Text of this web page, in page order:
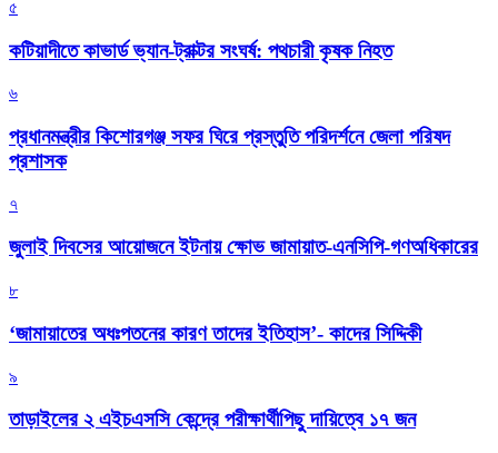
৫
কটিয়াদীতে কাভার্ড ভ্যান-ট্রাক্টর সংঘর্ষ: পথচারী কৃষক নিহত
৬
প্রধানমন্ত্রীর কিশোরগঞ্জ সফর ঘিরে প্রস্তুতি পরিদর্শনে জেলা পরিষদ
প্রশাসক
৭
জুলাই দিবসের আয়োজনে ইটনায় ক্ষোভ জামায়াত-এনসিপি-গণঅধিকারের
৮
‘জামায়াতের অধঃপতনের কারণ তাদের ইতিহাস’- কাদের সিদ্দিকী
৯
তাড়াইলের ২ এইচএসসি কেন্দ্রে পরীক্ষার্থীপিছু দায়িত্বে ১৭ জন